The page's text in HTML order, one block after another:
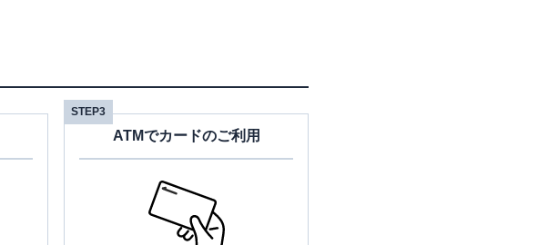
STEP3
ATMでカードのご利用